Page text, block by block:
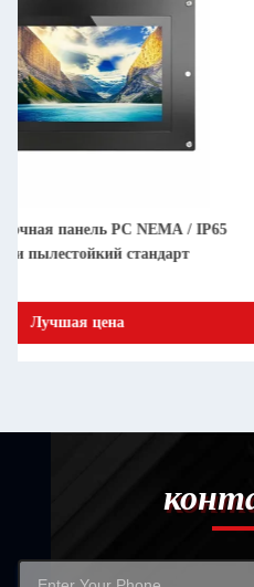
DC 12V / 24V 20W прочная
одном решении с прочным